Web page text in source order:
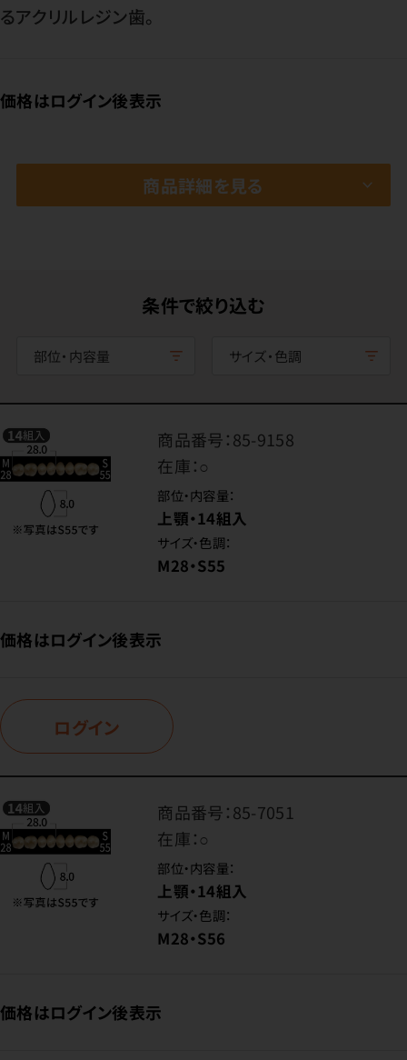
るアクリルレジン歯。
価格はログイン後表示
商品詳細を見る
条件で絞り込む
部位・内容量 サイズ・色調
商品番号：85-9158
在庫：○
部位・内容量：
上顎・14組入
サイズ・色調：
M28・S55
価格はログイン後表示
ログイン
商品番号：85-7051
在庫：○
部位・内容量：
上顎・14組入
サイズ・色調：
M28・S56
価格はログイン後表示